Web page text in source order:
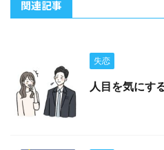
関連記事
失恋
人目を気にす